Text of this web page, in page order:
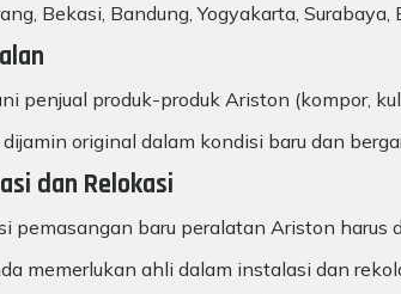
Bekasi, Bandung, Yogyakarta,
penjual produk-produk Ariston (kompor,
dijamin original dalam kondisi baru dan
dan Relokasi
pemasangan baru peralatan Ariston harus
memerlukan ahli dalam instalasi dan